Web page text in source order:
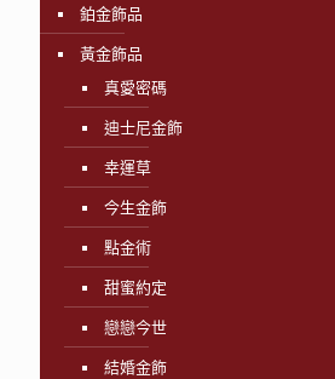
鉑金飾品
黃金飾品
真愛密碼
迪士尼金飾
幸運草
今生金飾
點金術
甜蜜約定
戀戀今世
結婚金飾